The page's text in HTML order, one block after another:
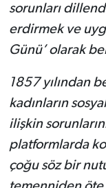
sorunları
erdirmek ve
Günü’ olarak
1857 yılından
kadınların
ilişkin
platformlarda
çoğu söz bir